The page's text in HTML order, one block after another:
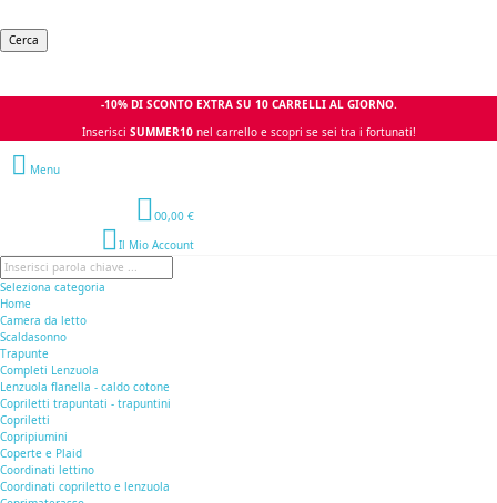
Cerca
-10% DI SCONTO EXTRA SU 10 CARRELLI AL GIORNO.
Inserisci SUMMER10 nel carrello e scopri se sei tra i fortunati!
Menu
00,00 €
Il Mio Account
Seleziona categoria
Home
Camera da letto
Scaldasonno
Trapunte
Completi Lenzuola
Lenzuola flanella - caldo cotone
Copriletti trapuntati - trapuntini
Copriletti
Copripiumini
Coperte e Plaid
Coordinati lettino
Coordinati copriletto e lenzuola